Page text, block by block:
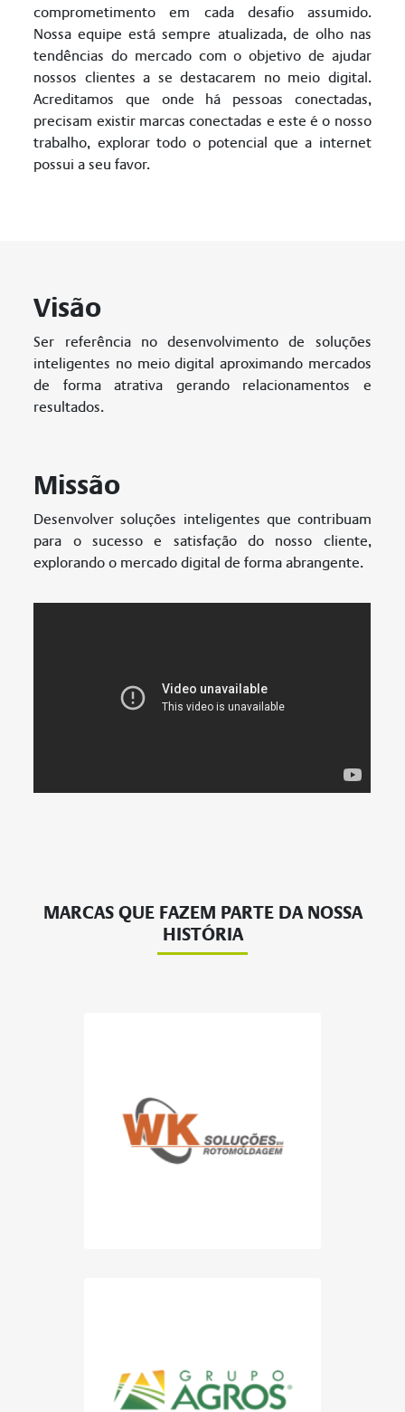
comprometimento em cada desafio assumido.
Nossa equipe está sempre atualizada, de olho nas
tendências do mercado com o objetivo de ajudar
nossos clientes a se destacarem no meio digital.
Acreditamos que onde há pessoas conectadas,
precisam existir marcas conectadas e este é o nosso
trabalho, explorar todo o potencial que a internet
possui a seu favor.
Visão
Ser referência no desenvolvimento de soluções
inteligentes no meio digital aproximando mercados
de forma atrativa gerando relacionamentos e
resultados.
Missão
Desenvolver soluções inteligentes que contribuam
para o sucesso e satisfação do nosso cliente,
explorando o mercado digital de forma abrangente.
MARCAS QUE FAZEM PARTE DA NOSSA
HISTÓRIA